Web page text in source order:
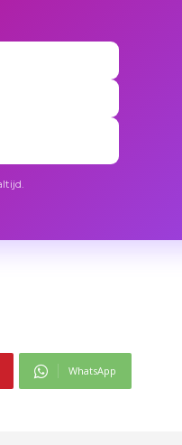
WhatsApp